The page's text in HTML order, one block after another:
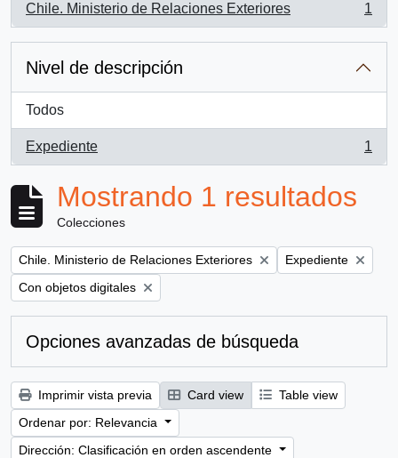
Chile. Ministerio de Relaciones Exteriores
, 1 resultados
1
Nivel de descripción
Todos
Expediente
, 1 resultados
1
Mostrando 1 resultados
Colecciones
Remove filter:
Chile. Ministerio de Relaciones Exteriores Remove filter:
Expediente
Remove filter:
Con objetos digitales
Opciones avanzadas de búsqueda
Imprimir vista previa Card view
Table view
Ordenar por: Relevancia
Dirección: Clasificación en orden ascendente